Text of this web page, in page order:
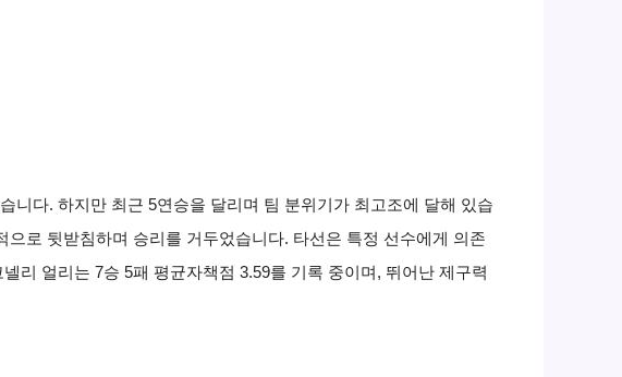
니다. 하지만 최근 5연승을 달리며 팀 분위기가 최고조에 달해 있습
로 뒷받침하며 승리를 거두었습니다. 타선은 특정 선수에게 의존
리 얼리는 7승 5패 평균자책점 3.59를 기록 중이며, 뛰어난 제구력